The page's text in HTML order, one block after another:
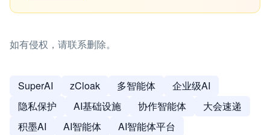
如有侵权，请联系删除。
SuperAI zCloak 多智能体
企业级AI
隐私保护
AI基础设施 协作智能体
大会速递
积墨AI
AI智能体
AI智能体平台